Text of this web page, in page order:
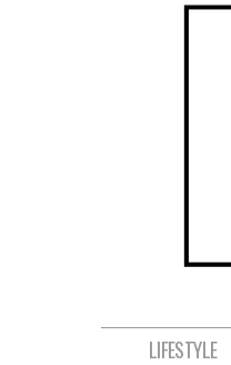
LIFESTYLE